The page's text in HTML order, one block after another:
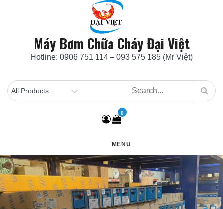
Máy Bơm Chữa Cháy Đại Việt
Hotline: 0906 751 114 – 093 575 185 (Mr Việt)
0
MENU